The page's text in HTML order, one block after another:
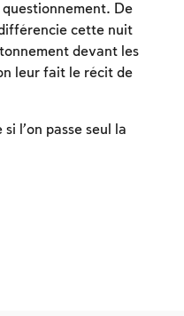
De
cette nuit
devant les
leur fait le récit de
l’on passe seul la